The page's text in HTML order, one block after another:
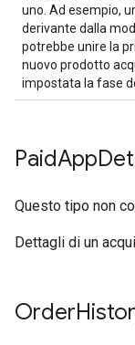
uno. Ad esempio,
derivante dalla
potrebbe unire la
nuovo prodotto
impostata la fase
PaidApp
Questo tipo non
Dettagli di un
Order